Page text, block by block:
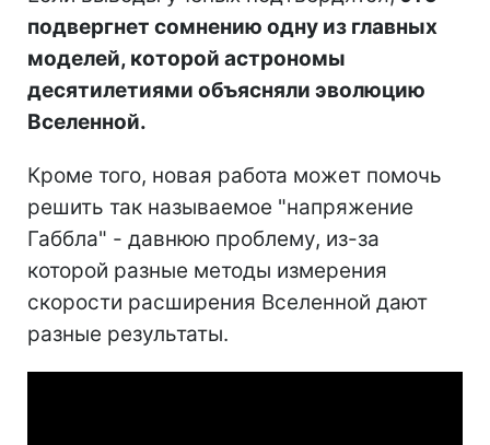
подвергнет сомнению одну из главных
моделей, которой астрономы
десятилетиями объясняли эволюцию
Вселенной.
Кроме того, новая работа может помочь
решить так называемое "напряжение
Габбла" - давнюю проблему, из-за
которой разные методы измерения
скорости расширения Вселенной дают
разные результаты.